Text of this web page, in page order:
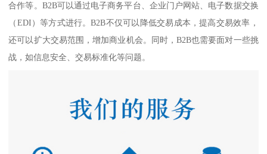
合作等。B2B可以通过电子商务平台、企业门户网站、电子数据交换
（EDI）等方式进行。B2B不仅可以降低交易成本，提高交易效率，
还可以扩大交易范围，增加商业机会。同时，B2B也需要面对一些挑
战，如信息安全、交易标准化等问题。